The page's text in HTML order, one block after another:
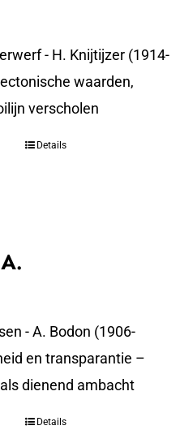
- H. Knijtijzer (1914-
waarden,
verscholen
Details
- A. Bodon (1906-
en transparantie –
dienend ambacht
Details